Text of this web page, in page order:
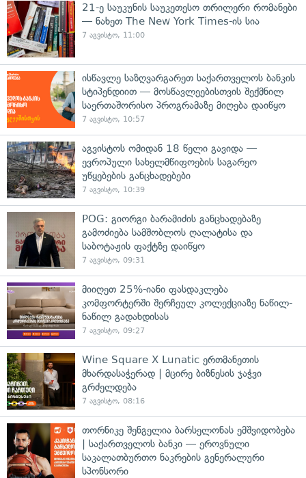
21-ე საუკუნის საუკეთესო თრილერი რომანები
— ნახეთ The New York Times-ის სია
7 აგვისტო, 11:00
ისწავლე საზღვარგარეთ საქართველოს ბანკის
სტიპენდიით — მოსწავლეებისთვის შექმნილ
საერთაშორისო პროგრამაზე მიღება დაიწყო
7 აგვისტო, 10:57
აგვისტოს ომიდან 18 წელი გავიდა —
ევროპული სახელმწიფოების საგარეო
უწყებების განცხადებები
7 აგვისტო, 10:39
POG: გიორგი ბარამიძის განცხადებაზე
გამოძიება სამშობლოს ღალატისა და
საბოტაჟის ფაქტზე დაიწყო
7 აგვისტო, 09:31
მიიღეთ 25%-იანი ფასდაკლება
კომფორტერში შერჩეულ კოლექციაზე ნაწილ-
ნაწილ გადახდისას
7 აგვისტო, 09:27
Wine Square X Lunatic ერთმანეთის
მხარდასაჭერად | მცირე ბიზნესის ჯაჭვი
გრძელდება
7 აგვისტო, 08:16
თორნიკე შენგელია ბარსელონას ემშვიდობება
| საქართველოს ბანკი — ეროვნული
საკალათბურთო ნაკრების გენერალური
სპონსორი